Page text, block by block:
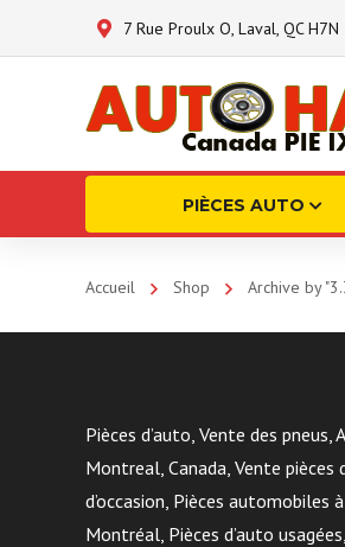
7 Rue Proulx O, Laval, QC H7N
PIÈCES AUTO
Accueil Shop Archive by
Pièces d’auto, Vente des pneus,
Montreal, Canada, Vente pièces
d’occasion, Pièces automobiles
Montréal, Pièces d’auto